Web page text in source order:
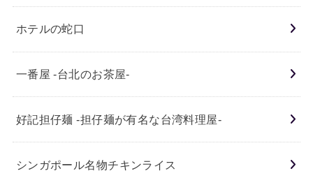
ホテルの蛇口
一番屋 -台北のお茶屋-
好記担仔麺 -担仔麺が有名な台湾料理屋-
シンガポール名物チキンライス